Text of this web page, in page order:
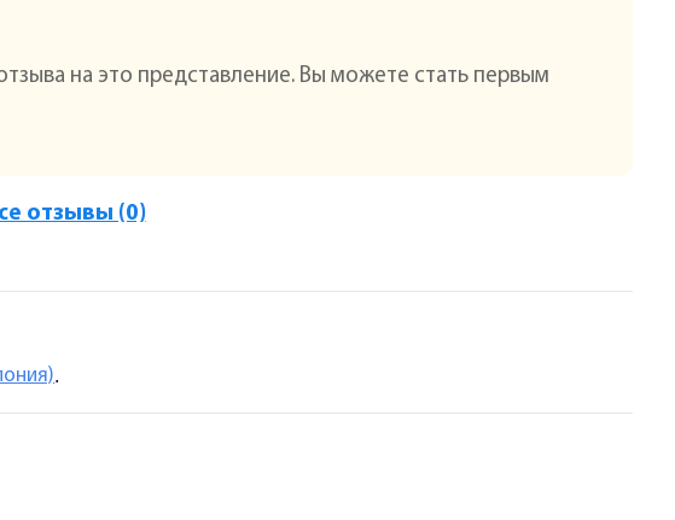
на это представление. Вы можете стать первым
отзывы (0)
.